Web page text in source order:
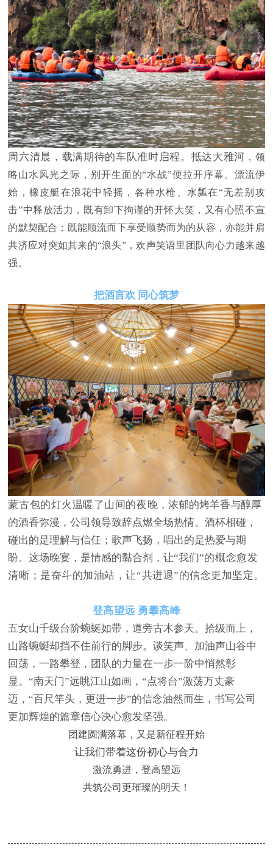
周六清晨，载满期待的车队准时启程。抵达大雅河 ，领
略山水风光之际 ，别开生面的“水战”便拉开序幕。漂流伊
始，橡皮艇在浪花中轻摇， 各种水枪、水瓢在“无差别攻
击”中释放活力 ，既有卸下拘谨的开怀大笑 ，又有心照不宣
的默契配合 ； 既能顺流而下享受顺势而为的从容，亦能并肩
共济应对突如其来的“浪头”，欢声笑语里团队向心力越来越
强。
把酒言欢 同心筑梦
蒙古包的灯火温暖了山间的夜晚 ，浓郁的烤羊香与醇厚
的酒香弥漫，公司领导致辞点燃全场热情。酒杯相碰，
碰出的是理解与信任；歌声飞扬，唱出的是热爱与期
盼。这场晚宴，是情感的黏合剂 ，让“我们”的概念愈发
清晰；是奋斗的加油站，让“共进退”的信念更加坚定。
登高望远 勇攀高峰
五女山千级台阶蜿蜒如带，道旁古木参天。拾级而上，
山路蜿蜒却挡不住前行的脚步。谈笑声、加油声山谷中
回荡 ，一路攀登，团队的力量在一步一阶中悄然彰
显。 “南天门”远眺江山如画，“点将台”激荡万丈豪
迈，“百尺竿头，更进一步”的信念油然而生，书写公司
更加辉煌的篇章信心决心愈发坚强。
团建圆满落幕，又是新征程开始
让我们带着这份初心与合力
激流勇进，登高望远
共筑公司更璀璨的明天！